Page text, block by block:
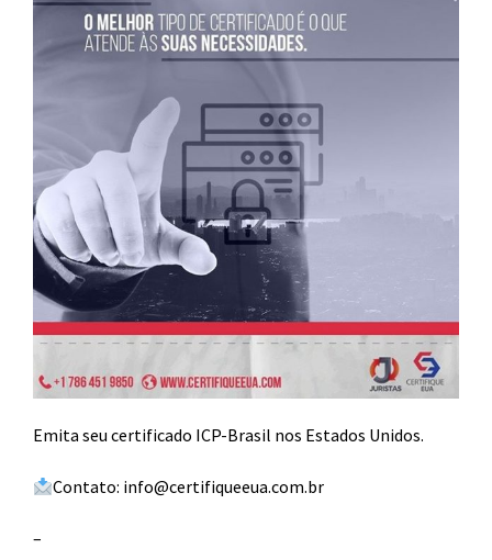
Emita seu certificado ICP-Brasil nos Estados Unidos.
Contato: info@certifiqueeua.com.br
–